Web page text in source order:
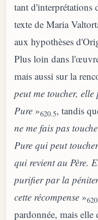
tant d'interprétations
texte de Maria
aux hypothèses
Plus loin dans
mais aussi sur la
peut me toucher,
Pure »620.5, tandis
ne me fais pas
Pure qui peut
qui revient au Père.
purifier par la
cette récompense »
pardonnée, mais elle